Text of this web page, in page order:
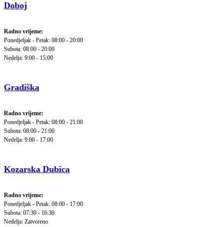
Doboj
Radno vrijeme:
Ponedjeljak - Petak: 08:00 - 20:00
Subota: 08:00 - 20:00
Nedelja: 9:00 - 15:00
Gradiška
Radno vrijeme:
Ponedjeljak - Petak: 08:00 - 21:00
Subota: 08:00 - 21:00
Nedelja: 9:00 - 17:00
Kozarska Dubica
Radno vrijeme:
Ponedjeljak - Petak: 08:00 - 17:00
Subota: 07:30 - 16:30
Nedelja: Zatvoreno